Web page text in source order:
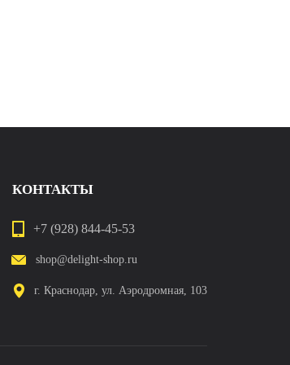
КОНТАКТЫ
+7 (928) 844-45-53
shop@delight-shop.ru
г. Краснодар, ул. Аэродромная, 103